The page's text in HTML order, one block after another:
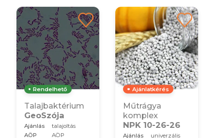
Rendelhető
Talajbaktérium
GeoSzója
Ajánlás
talajoltás
AÖP
AÖP
Ajánlatkérés
Műtrágya
komplex
NPK 10-26-26
Ajánlás univerzális